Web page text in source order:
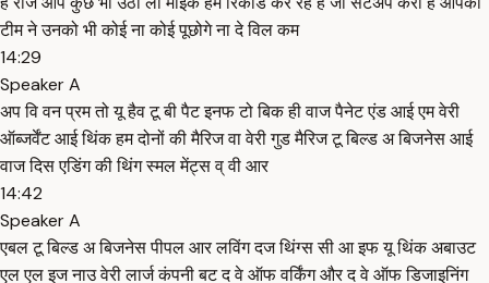
टीम ने उनको भी कोई ना कोई पूछोगे ना दे विल कम
14:29
Speaker A
अप वि वन प्रम तो यू हैव टू बी पैट इनफ टो बिक ही वाज पैनेट एंड आई एम वेरी
ऑब्जर्वेंट आई थिंक हम दोनों की मैरिज वा वेरी गुड मैरिज टू बिल्ड अ बिजनेस आई
वाज दिस एडिंग की थिंग स्मल मेंट्स व् वी आर
14:42
Speaker A
एबल टू बिल्ड अ बिजनेस पीपल आर लविंग दज थिंग्स सी आ इफ यू थिंक अबाउट
एल एल इज नाउ वेरी लार्ज कंपनी बट द वे ऑफ वर्किंग और द वे ऑफ डिजाइनिंग